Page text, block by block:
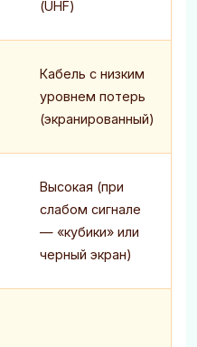
(UHF)
Кабель с низким
уровнем потерь
(экранированный)
Высокая (при
слабом сигнале
— «кубики» или
черный экран)